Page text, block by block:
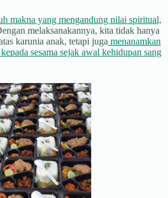
makna yang mengandung nilai spiritual,
melaksanakannya, kita tidak hanya
karunia anak, tetapi juga menanamkan
sesama sejak awal kehidupan sang